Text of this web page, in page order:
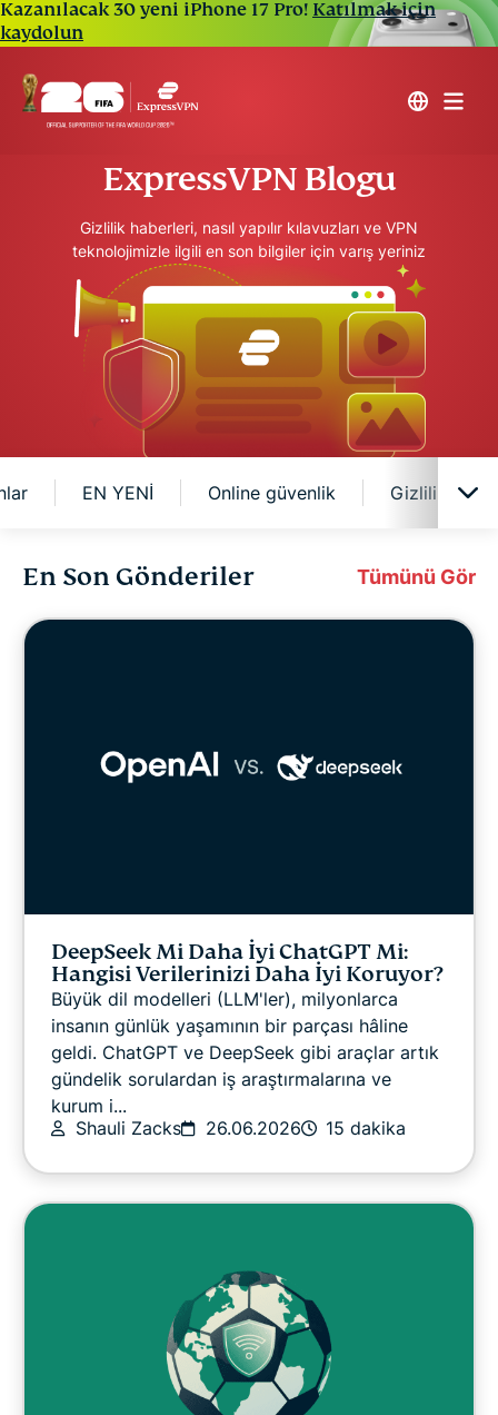
Kazanılacak 30 yeni iPhone 17 Pro! Katılmak için
kaydolun
ExpressVPN Blogu
Gizlilik haberleri, nasıl yapılır kılavuzları ve VPN
teknolojimizle ilgili en son bilgiler için varış yeriniz
EN YENİ Online güvenlik Gizlilik
Siber güvenlik
ExpressVPN Haberleri
Online güvenlik
Gizlilik
Gizlilik Haberleri
İpuçları & Püf Noktaları
En Son Gönderiler Tümünü Gör
DeepSeek Mi Daha İyi ChatGPT Mi:
Hangisi Verilerinizi Daha İyi Koruyor?
Büyük dil modelleri (LLM'ler), milyonlarca
insanın günlük yaşamının bir parçası hâline
geldi. ChatGPT ve DeepSeek gibi araçlar artık
gündelik sorulardan iş araştırmalarına ve
kurum i...
Shauli Zacks
26.06.2026 15 dakika